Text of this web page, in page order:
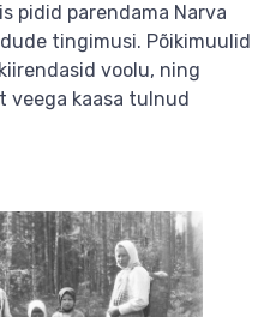
pidid parendama Narva
tingimusi. Põikimuulid
voolu, ning
veega kaasa tulnud